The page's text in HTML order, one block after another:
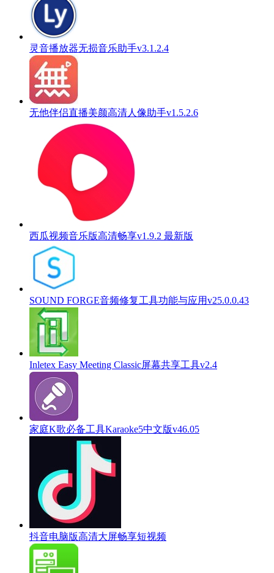
灵音播放器无损音乐助手v3.1.2.4
无他伴侣直播美颜高清人像助手v1.5.2.6
西瓜视频音乐版高清畅享v1.9.2 最新版
SOUND FORGE音频修复工具功能与应用v25.0.0.43
Inletex Easy Meeting Classic屏幕共享工具v2.4
家庭K歌必备工具Karaoke5中文版v46.05
抖音电脑版高清大屏畅享短视频